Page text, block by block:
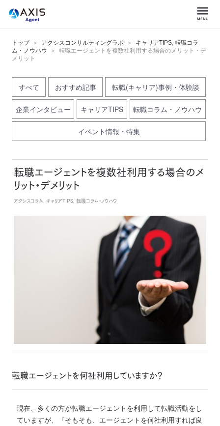
トップ アクシスコンサルティングラボ キャリアTIPS, 転職コラ
ム・ノウハウ
転職エージェントを複数社利用する場合のメリット・デ
メリット
すべて おすすめ記事 転職(キャリア)事例・体験談
企業インタビュー キャリアTIPS 転職コラム・ノウハウ
イベント情報・特集
転職エージェントを複数社利用する場合のメ
リット・デメリット
アクシスコラム, キャリアTIPS, 転職コラム・ノウハウ
転職エージェントを何社利用していますか？
現在、多くの方が転職エージェントを利用して転職活動をし
ていますが、『そもそも、エージェントを何社利用すれば良